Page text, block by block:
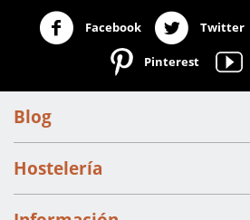
Facebook Twitter
Pinterest
Blog
Hostelería